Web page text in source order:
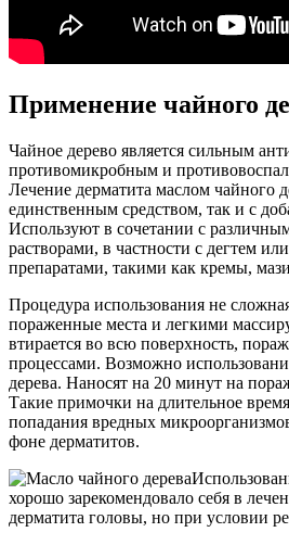
Применение чайного
Чайное дерево является сильным
противомикробным и
Лечение дерматита маслом чайного
единственным средством, так и с
Используют в сочетании с
растворами, в частности с дегтем
препаратами, такими как кремы,
Процедура использования не
пораженные места и легкими
втирается во всю поверхность,
процессами. Возможно
дерева. Наносят на 20 минут на
Такие примочки на длительное
попадания вредных
фоне дерматитов.
хорошо зарекомендовало себя в
дерматита головы, но при условии